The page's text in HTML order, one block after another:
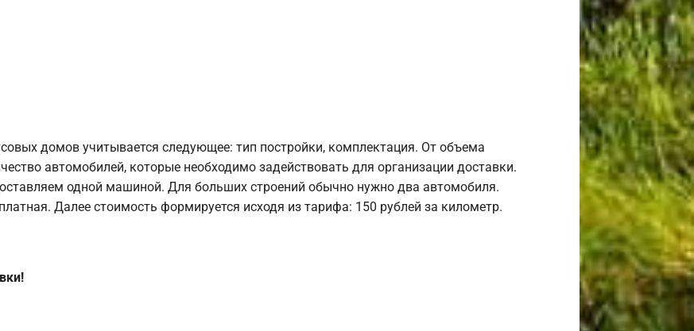
домов учитывается следующее: тип постройки, комплектация. От объема
автомобилей, которые необходимо задействовать для организации доставки.
одной машиной. Для больших строений обычно нужно два автомобиля.
Далее стоимость формируется исходя из тарифа: 150 рублей за километр.